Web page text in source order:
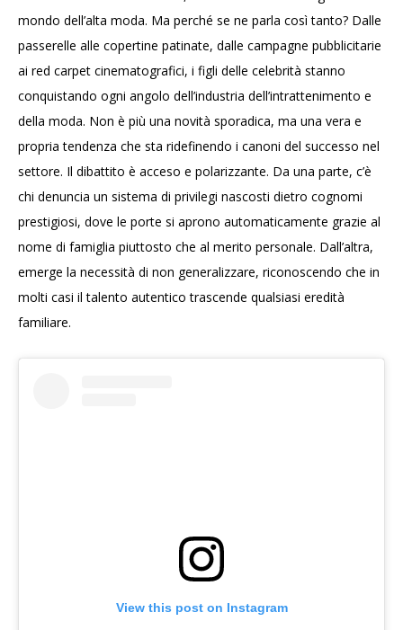
mondo dell’alta moda. Ma perché se ne parla così tanto? Dalle
passerelle alle copertine patinate, dalle campagne pubblicitarie
ai red carpet cinematografici, i figli delle celebrità stanno
conquistando ogni angolo dell’industria dell’intrattenimento e
della moda. Non è più una novità sporadica, ma una vera e
propria tendenza che sta ridefinendo i canoni del successo nel
settore. Il dibattito è acceso e polarizzante. Da una parte, c’è
chi denuncia un sistema di privilegi nascosti dietro cognomi
prestigiosi, dove le porte si aprono automaticamente grazie al
nome di famiglia piuttosto che al merito personale. Dall’altra,
emerge la necessità di non generalizzare, riconoscendo che in
molti casi il talento autentico trascende qualsiasi eredità
familiare.
View this post on Instagram